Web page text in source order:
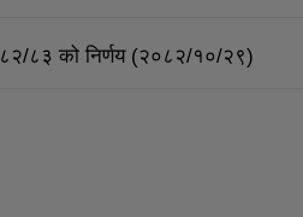
८३ को निर्णय (२०८२/१०/२९)